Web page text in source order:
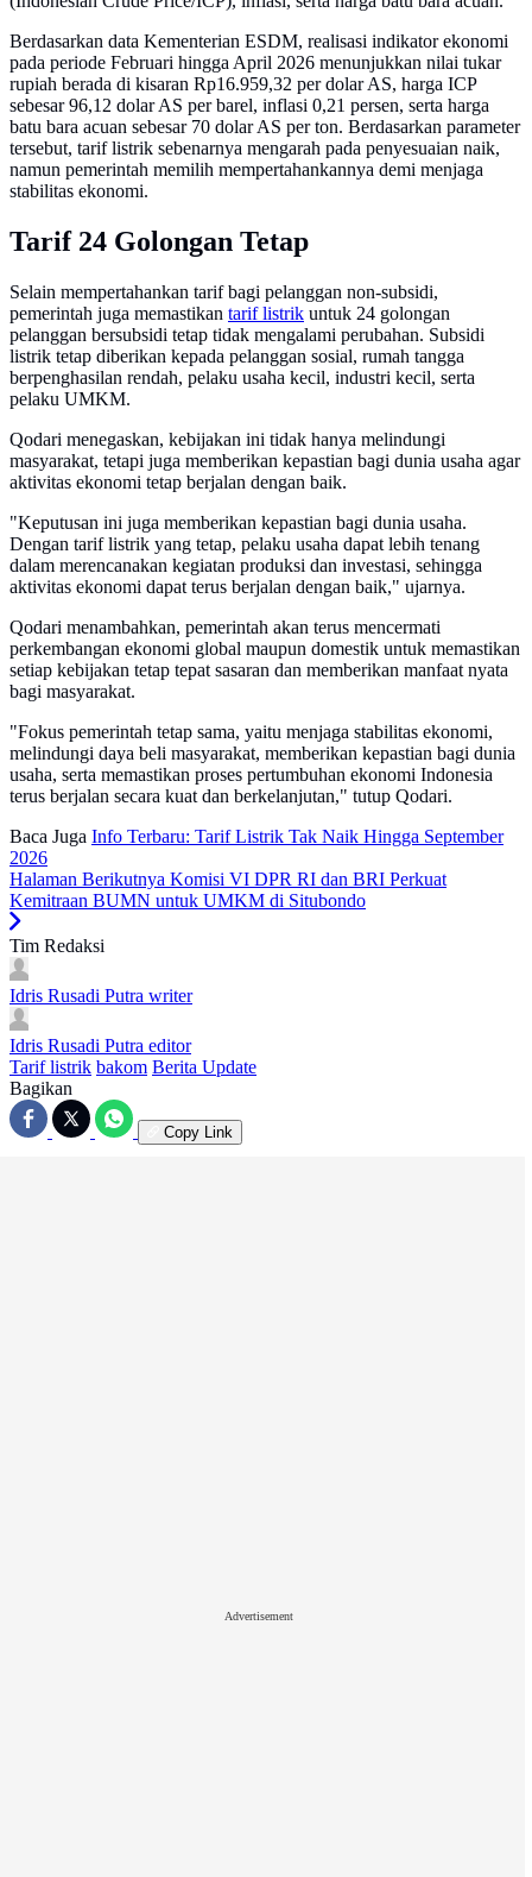
Berdasarkan data Kementerian ESDM, realisasi indikator ekonomi
pada periode Februari hingga April 2026 menunjukkan nilai tukar
rupiah berada di kisaran Rp16.959,32 per dolar AS, harga ICP
sebesar 96,12 dolar AS per barel, inflasi 0,21 persen, serta harga
batu bara acuan sebesar 70 dolar AS per ton. Berdasarkan parameter
tersebut, tarif listrik sebenarnya mengarah pada penyesuaian naik,
namun pemerintah memilih mempertahankannya demi menjaga
stabilitas ekonomi.
Tarif 24 Golongan Tetap
Selain mempertahankan tarif bagi pelanggan non-subsidi,
pemerintah juga memastikan tarif listrik untuk 24 golongan
pelanggan bersubsidi tetap tidak mengalami perubahan. Subsidi
listrik tetap diberikan kepada pelanggan sosial, rumah tangga
berpenghasilan rendah, pelaku usaha kecil, industri kecil, serta
pelaku UMKM.
Qodari menegaskan, kebijakan ini tidak hanya melindungi
masyarakat, tetapi juga memberikan kepastian bagi dunia usaha agar
aktivitas ekonomi tetap berjalan dengan baik.
"Keputusan ini juga memberikan kepastian bagi dunia usaha.
Dengan tarif listrik yang tetap, pelaku usaha dapat lebih tenang
dalam merencanakan kegiatan produksi dan investasi, sehingga
aktivitas ekonomi dapat terus berjalan dengan baik," ujarnya.
Qodari menambahkan, pemerintah akan terus mencermati
perkembangan ekonomi global maupun domestik untuk memastikan
setiap kebijakan tetap tepat sasaran dan memberikan manfaat nyata
bagi masyarakat.
"Fokus pemerintah tetap sama, yaitu menjaga stabilitas ekonomi,
melindungi daya beli masyarakat, memberikan kepastian bagi dunia
usaha, serta memastikan proses pertumbuhan ekonomi Indonesia
terus berjalan secara kuat dan berkelanjutan," tutup Qodari.
Baca Juga Info Terbaru: Tarif Listrik Tak Naik Hingga September
2026
Halaman Berikutnya Komisi VI DPR RI dan BRI Perkuat
Kemitraan BUMN untuk UMKM di Situbondo
Tim Redaksi
Idris Rusadi Putra writer
Idris Rusadi Putra editor
Tarif listrik bakom Berita Update
Bagikan
Copy Link
Advertisement